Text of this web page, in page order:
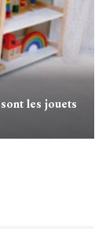
les jouets